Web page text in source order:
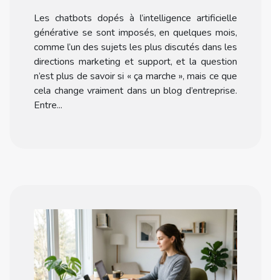
Les chatbots dopés à l’intelligence artificielle
générative se sont imposés, en quelques mois,
comme l’un des sujets les plus discutés dans les
directions marketing et support, et la question
n’est plus de savoir si « ça marche », mais ce que
cela change vraiment dans un blog d’entreprise.
Entre...